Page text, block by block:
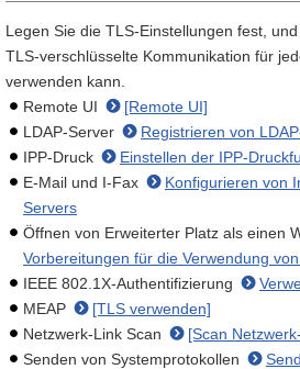
Legen Sie die TLS-Einstellungen fest,
TLS-verschlüsselte Kommunikation für
verwenden kann.
Remote UI
[Remote UI]
LDAP-Server
Registrieren von
IPP-Druck
Einstellen der IPP-
E-Mail und I-Fax
Konfigurieren von
Servers
Öffnen von Erweiterter Platz als einen
Vorbereitungen für die Verwendung
IEEE 802.1X-Authentifizierung
MEAP
[TLS verwenden]
Netzwerk-Link Scan
[Scan
Senden von Systemprotokollen